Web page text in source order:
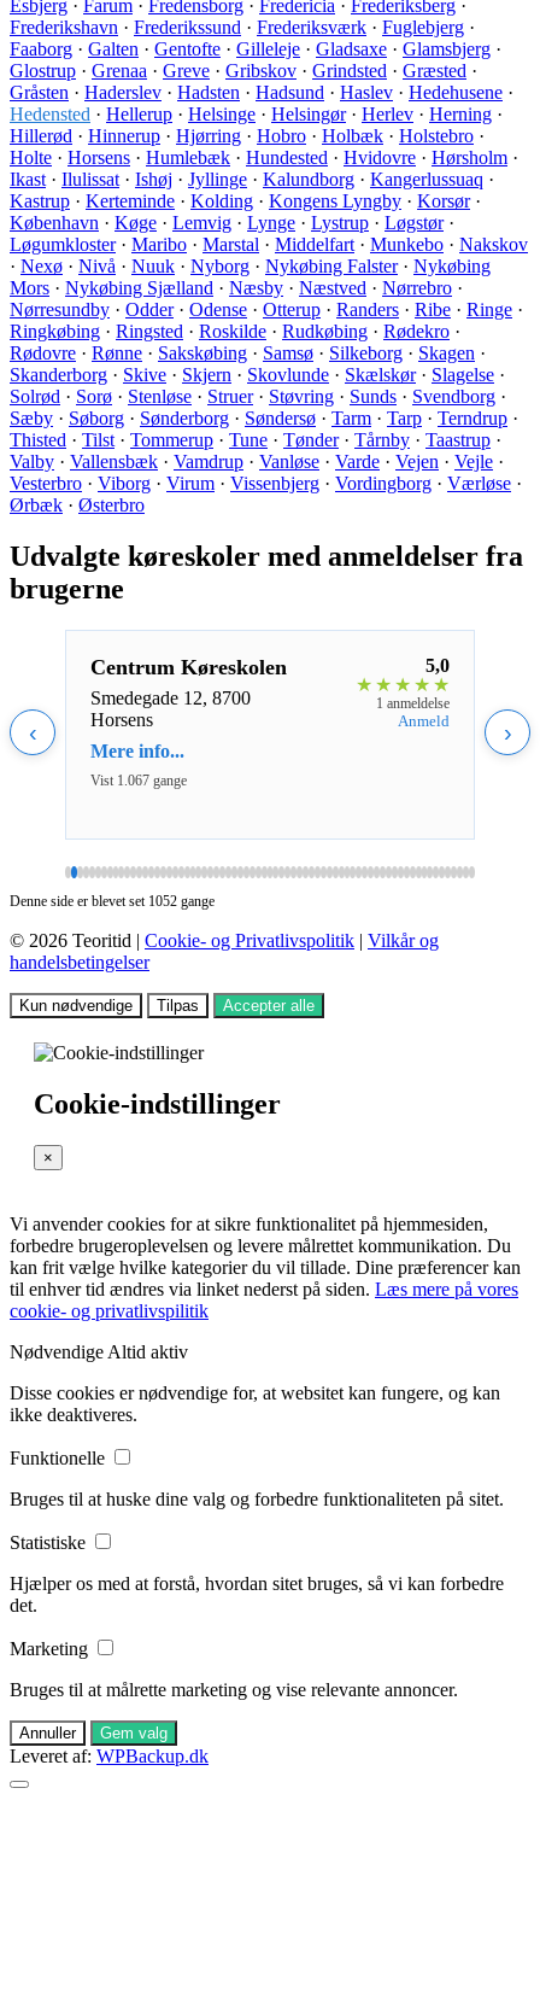
Esbjerg · Farum · Fredensborg · Fredericia · Frederiksberg ·
Frederikshavn · Frederikssund · Frederiksværk · Fuglebjerg ·
Faaborg · Galten · Gentofte · Gilleleje · Gladsaxe · Glamsbjerg ·
Glostrup · Grenaa · Greve · Gribskov · Grindsted · Græsted ·
Gråsten · Haderslev · Hadsten · Hadsund · Haslev · Hedehusene ·
Hedensted · Hellerup · Helsinge · Helsingør· Herlev · Herning ·
Hillerød · Hinnerup · Hjørring · Hobro · Holbæk · Holstebro ·
Holte · Horsens · Humlebæk · Hundested · Hvidovre · Hørsholm ·
Ikast · Ilulissat · Ishøj · Jyllinge · Kalundborg · Kangerlussuaq ·
Kastrup · Kerteminde · Kolding · Kongens Lyngby · Korsør·
København · Køge · Lemvig · Lynge · Lystrup · Løgstør·
Løgumkloster· Maribo · Marstal · Middelfart · Munkebo · Nakskov
· Nexø · Nivå · Nuuk · Nyborg · Nykøbing Falster· Nykøbing
Mors · Nykøbing Sjælland · Næsby · Næstved · Nørrebro ·
Nørresundby · Odder· Odense · Otterup · Randers · Ribe · Ringe ·
Ringkøbing · Ringsted · Roskilde · Rudkøbing · Rødekro ·
Rødovre · Rønne · Sakskøbing · Samsø · Silkeborg · Skagen ·
Skanderborg · Skive · Skjern · Skovlunde · Skælskør· Slagelse ·
Solrød · Sorø · Stenløse · Struer· Støvring · Sunds · Svendborg ·
Sæby · Søborg · Sønderborg · Søndersø · Tarm · Tarp · Terndrup ·
Thisted · Tilst · Tommerup · Tune · Tønder· Tårnby · Taastrup ·
Valby · Vallensbæk · Vamdrup · Vanløse · Varde · Vejen · Vejle ·
Vesterbro · Viborg · Virum · Vissenbjerg · Vordingborg · Værløse ·
Ørbæk · Østerbro
Udvalgte køreskoler med anmeldelser fra
brugerne
‹
Centrum Køreskolen
Smedegade 12, 8700
Horsens
Mere info...
Vist 1.067 gange
5,0
★ ★ ★ ★ ★
1 anmeldelse
Anmeld ›
Denne side er blevet set 1052 gange
© 2026 Teoritid | Cookie- og Privatlivspolitik | Vilkår og
handelsbetingelser
Kun nødvendige Tilpas Accepter alle
Cookie-indstillinger
×
Vi anvender cookies for at sikre funktionalitet på hjemmesiden,
forbedre brugeroplevelsen og levere målrettet kommunikation. Du
kan frit vælge hvilke kategorier du vil tillade. Dine præferencer kan
til enhver tid ændres via linket nederst på siden. Læs mere på vores
cookie- og privatlivspilitik
Nødvendige Altid aktiv
Disse cookies er nødvendige for, at websitet kan fungere, og kan
ikke deaktiveres.
Funktionelle
Bruges til at huske dine valg og forbedre funktionaliteten på sitet.
Statistiske
Hjælper os med at forstå, hvordan sitet bruges, så vi kan forbedre
det.
Marketing
Bruges til at målrette marketing og vise relevante annoncer.
Annuller Gem valg
Leveret af: WPBackup.dk